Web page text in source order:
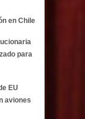
en Chile
para
EU
aviones